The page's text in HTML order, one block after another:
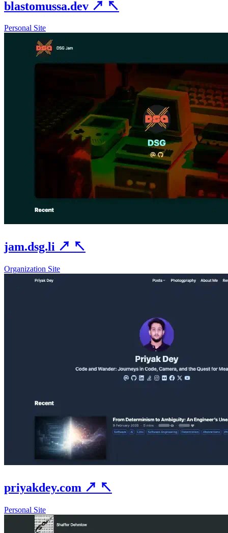
blastomussa.dev ↗ ↖
Personal Site
jam.dsg.li ↗ ↖
Organization Site
priyakdey.com ↗ ↖
Personal Site